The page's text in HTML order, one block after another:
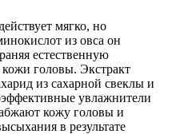
мягко, но
из овса он
естественную
головы. Экстракт
из сахарной свеклы и
увлажнители
кожу головы и
в результате